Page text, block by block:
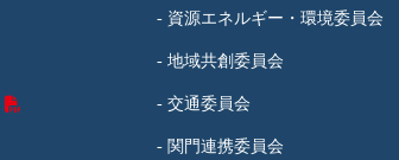
- 資源エネルギー・環境委員会
- 地域共創委員会
- 交通委員会
- 関門連携委員会